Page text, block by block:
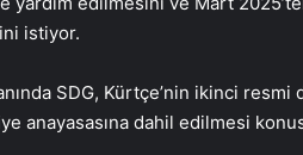
istiyor.
SDG, Kürtçe’nin ikinci
anayasasına dahil edilmesi